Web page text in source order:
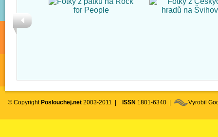
© Copyright Poslouchej.net 2003-2011 | ISSN 1801-6340 | Vyrobil